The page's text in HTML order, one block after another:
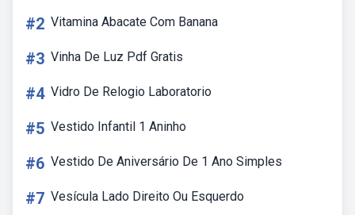
#2 Vitamina Abacate Com Banana
#3 Vinha De Luz Pdf Gratis
#4 Vidro De Relogio Laboratorio
#5 Vestido Infantil 1 Aninho
#6 Vestido De Aniversário De 1 Ano Simples
#7 Vesícula Lado Direito Ou Esquerdo